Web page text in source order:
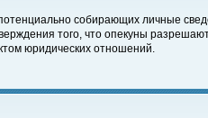
собирающих личные
того, что опекуны
юридических отношений.